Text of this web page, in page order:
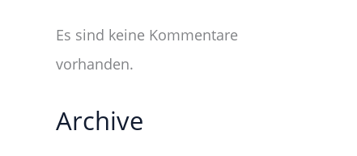
Es sind keine Kommentare
vorhanden.
Archive